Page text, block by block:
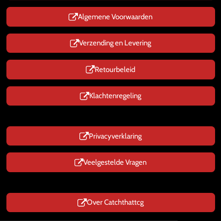
p
p
Algemene Voorwaarden
Verzending en Levering
Retourbeleid
Klachtenregeling
Privacyverklaring
Veelgestelde Vragen
Over Catchthattcg